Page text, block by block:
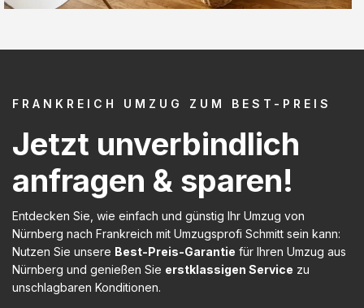
FRANKREICH UMZUG ZUM BEST-PREIS
Jetzt unverbindlich
anfragen & sparen!
Entdecken Sie, wie einfach und günstig Ihr Umzug von
Nürnberg nach Frankreich mit Umzugsprofi Schmitt sein kann:
Nutzen Sie unsere Best-Preis-Garantie für Ihren Umzug aus
Nürnberg und genießen Sie erstklassigen Service zu
unschlagbaren Konditionen.